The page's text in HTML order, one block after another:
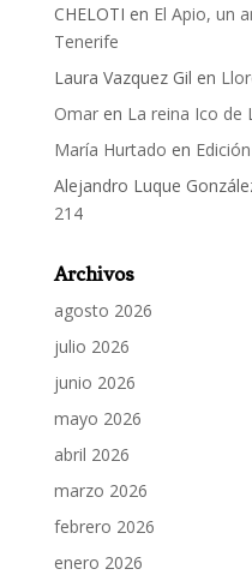
CHELOTI en El Apio, un
Tenerife
Laura Vazquez Gil en
Omaren La reina Ico de
María Hurtado en
Alejandro Luque
214
Archivos
agosto 2026
julio 2026
junio 2026
mayo 2026
abril 2026
marzo 2026
febrero 2026
enero 2026